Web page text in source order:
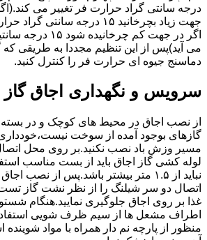
درجه سانتی گراد حرارت فر تغییر می
جهت زیاد بچرخانید ۱۵ درجه
اگر در جهت کم
می آید)پس از این تنظیم مجددا به طریقی
دماسنج جیوه ای حرارت فر را کنترل کنید.
سرویس و نگهداری اجاق گاز
از نصب اجاق در محیط های کوچک و در
گازهای بوجود آمده از سوخت نیست،خودداری
مسیر وزش باد نصب نکنید.بر روی محل
لوله کشی گاز اجاق باید از بست مناسب
نباید از ۱.۵ متر بیشتر باشد.پس از
اتصال دو سر شیلنگ را از نظر نشت گاز تست
غذا بر روی اجاق جلوگیری نمایید.هنگام
اطراف مشعل ها از سیم ظرف شویی استفاده
منظور از پارچه نم دار همراه با مواد شوینده